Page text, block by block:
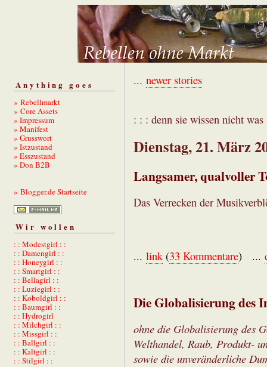
Anything goes
» Rebellmarkt
» Core Assets
» Impressum
» Manifest
» Grusswort
» Istzustand
» Esszustand
» Don B2B
» Blogger.de Startseite
Wir wollen
: : Modestgirl : :
: : Damengirl : :
: : Honeygirl : :
: : Smartgirl : :
: : Bellagirl : :
: : Luziegirl : :
: : Koboldgirl : :
: : Baumgirl : :
: : Hydrogirl
: : Milchgirl : :
: : Missgirl : :
: : Ballgirl : :
: : Kaltgirl : :
: : Stilgirl : :
... newer stories
: : : denn sie wissen nicht
Dienstag, 21. März
Langsamer, qualvoller
Das Verrecken der
... link (33 Kommentare) ...
Die Globalisierung des
ohne die Globalisierung des
Welthandel, Raub, Produkt-
sowie die unveränderliche